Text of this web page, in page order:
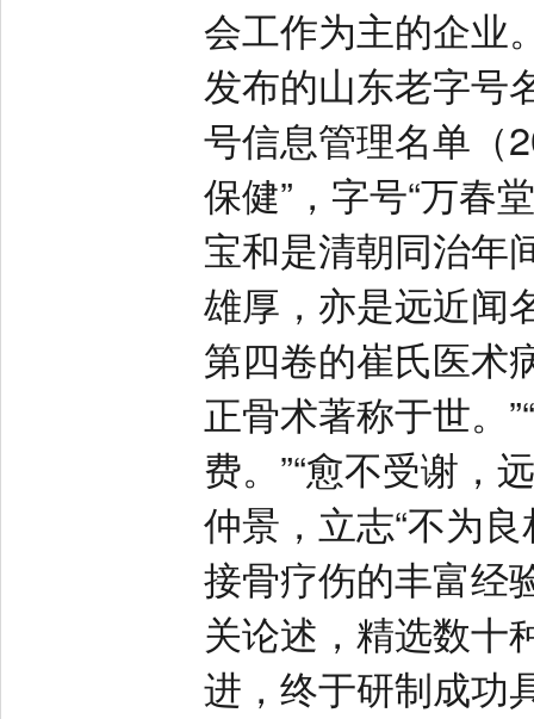
会工作为主的企业
发布的山东老字号
号信息管理名单（
保健”，字号“万春
宝和是清朝同治年
雄厚，亦是远近闻
第四卷的崔氏医术
正骨术著称于世。
费。”“愈不受谢，
仲景，立志“不为
接骨疗伤的丰富经
关论述，精选数十
进，终于研制成功